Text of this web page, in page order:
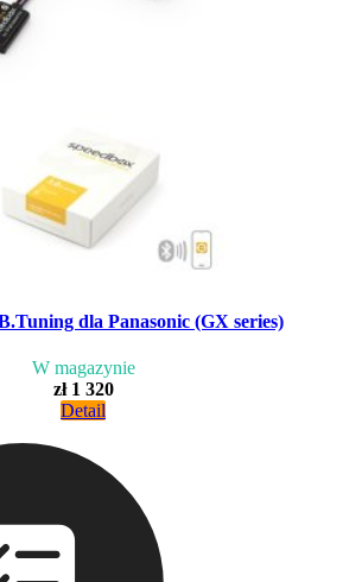
dla Panasonic (GX series)
W magazynie
zł 1 320
Detail